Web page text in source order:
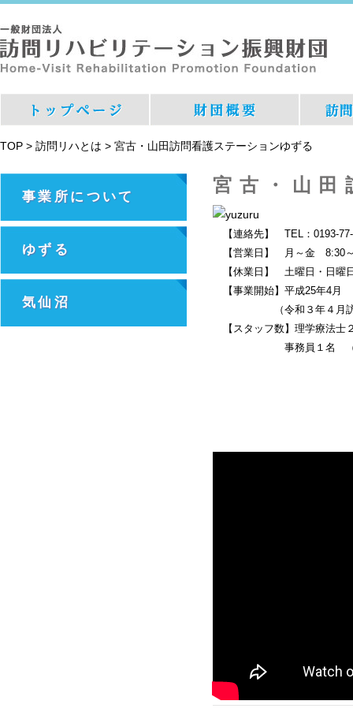
TOP > 訪問リハとは > 宮古・山田訪問看護ステーションゆずる
宮古・山
【連絡先】 TEL：0193-
【営業日】 月～金 8:30
【休業日】 土曜日・日曜
【事業開始】平成25年4月
（令和３年４月訪問看
【スタッフ数】理学療法
事務員１名 （令和
事業所について
ゆずる
気仙沼